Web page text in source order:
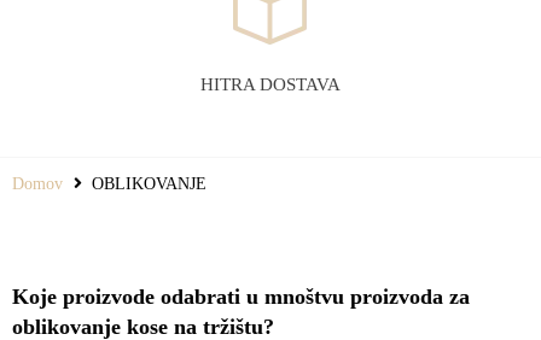
HITRA DOSTAVA
Domov OBLIKOVANJE
Koje proizvode odabrati u mnoštvu proizvoda za
oblikovanje kose na tržištu?